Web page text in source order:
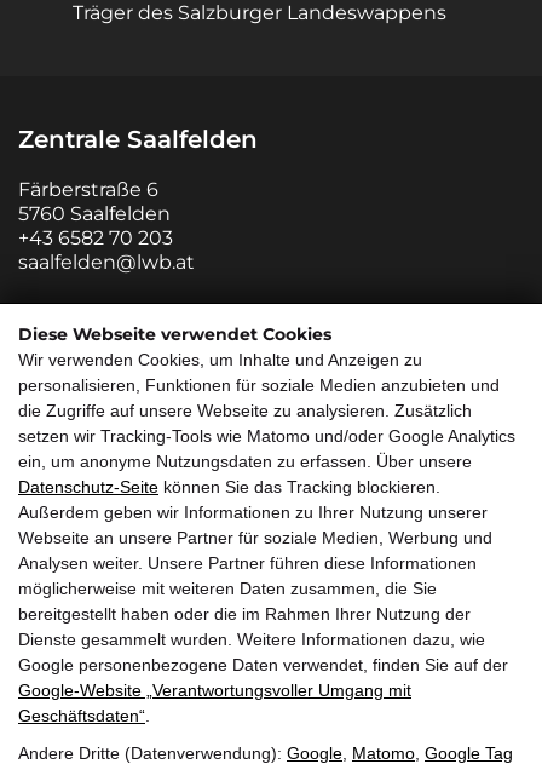
Träger des Salzburger Landeswappens
Zentrale Saalfelden
Färberstraße 6
5760 Saalfelden
+43 6582 70 203
saalfelden@lwb.at
Zweigstelle Salzburg
Innsbrucker Bundesstraße 85
5020 Salzburg
+43 662 882213 0
salzburg@lwb.at
Quicklinks
Über uns
Callback Service
Impressum
Immobilien
Wunschimmobilie
Service
Jobs/Karriere
Referenzen
Anfahrt
Diese Webseite verwendet Cookies
Wir verwenden Cookies, um Inhalte und Anzeigen zu
personalisieren, Funktionen für soziale Medien anzubieten und
die Zugriffe auf unsere Webseite zu analysieren. Zusätzlich
setzen wir Tracking-Tools wie Matomo und/oder Google Analytics
ein, um anonyme Nutzungsdaten zu erfassen. Über unsere
Datenschutz-Seite können Sie das Tracking blockieren.
Außerdem geben wir Informationen zu Ihrer Nutzung unserer
Webseite an unsere Partner für soziale Medien, Werbung und
Analysen weiter. Unsere Partner führen diese Informationen
möglicherweise mit weiteren Daten zusammen, die Sie
bereitgestellt haben oder die im Rahmen Ihrer Nutzung der
Dienste gesammelt wurden. Weitere Informationen dazu, wie
Google personenbezogene Daten verwendet, finden Sie auf der
Google‑Website „Verantwortungsvoller Umgang mit
Geschäftsdaten“
Andere Dritte (Datenverwendung): Google Matomo Google Tag